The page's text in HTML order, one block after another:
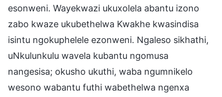
esonweni. Wayekwazi ukuxolela abantu izono
zabo kwaze ukubethelwa Kwakhe kwasindisa
isintu ngokuphelele ezonweni. Ngaleso sikhathi,
uNkulunkulu wavela kubantu ngomusa
nangesisa; okusho ukuthi, waba ngumnikelo
wesono wabantu futhi wabethelwa ngenxa